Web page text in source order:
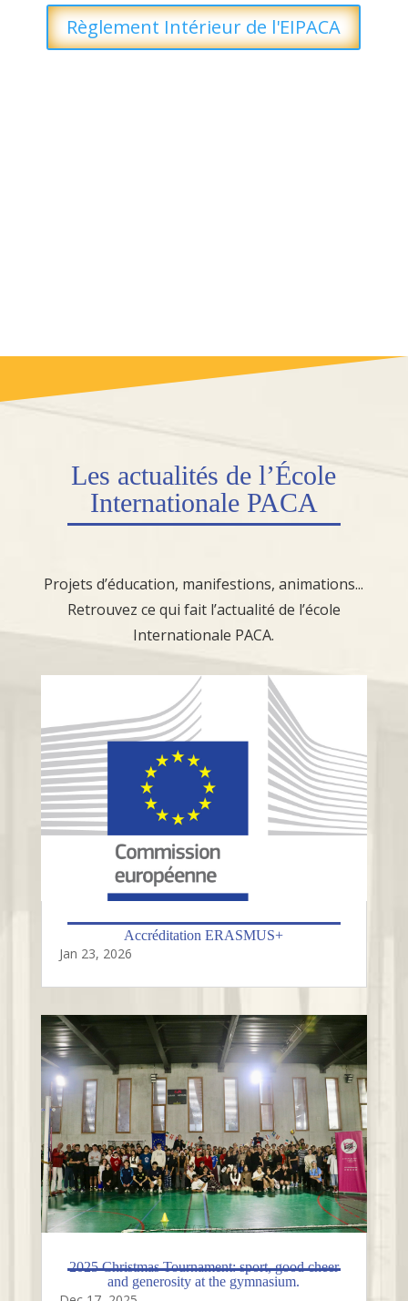
Règlement Intérieur de l'EIPACA
Les actualités de l’École
Internationale PACA
Projets d’éducation, manifestions, animations...
Retrouvez ce qui fait l’actualité de l’école
Internationale PACA.
Accréditation ERASMUS+
Jan 23, 2026
2025 Christmas Tournament: sport, good cheer
and generosity at the gymnasium.